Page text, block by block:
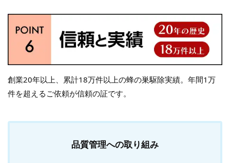
創業20年以上、累計18万件以上の蜂の巣駆除実績。年間1万
件を超えるご依頼が信頼の証です。
品質管理への取り組み